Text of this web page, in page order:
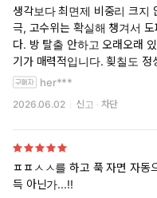
생각보다 최면제 비중리 크지
극, 고수위는 확실해 챙겨서
다. 방 탈출 안하고 오래오래
기가 매력적입니다. 힂칠도 정
her***
2026.06.02 신고 차단
ㅍㅍㅅㅅ를 하고 푹 자면 자동
득 아닌가...!!